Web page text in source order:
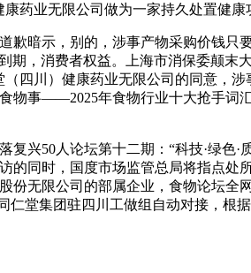
药业无限公司做为一家持久处置健康
暗示，别的，涉事产物采购价钱只
期，消费者权益。上海市消保委颠
四川）健康药业无限公司的同意，
物事——2025年食物行业十大抢手词
兴50人论坛第十二期：“科技·绿色·
的同时，国度市场监管总局将指点
份无限公司的部属企业，食物论坛
仁堂集团驻四川工做组自动对接，根